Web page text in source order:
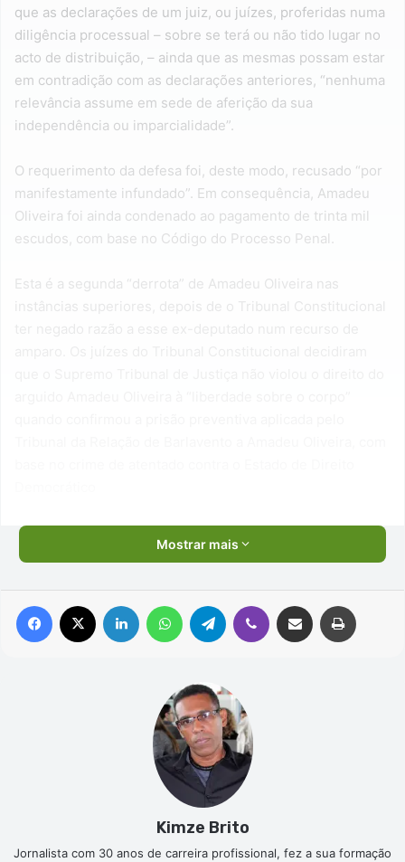
que as declarações de um juiz, ou juízes, proferidas numa
diligência processual – sobre se terá ou não tido lugar no
acto de distribuição, – ainda que as mesmas possam estar
em contradição com as declarações anteriores, “nenhuma
relevância assume em sede de aferição da sua
independência ou imparcialidade”.
O requerimento da defesa foi, deste modo, recusado “por
manifestamente infundado”. Em consequência, Amadeu
Oliveira foi ainda condenado ao pagamento de trinta mil
escudos, com base no Código do Processo Penal.
Esta é a segunda “derrota” de Amadeu Oliveira nas
instâncias superiores, depois de o Tribunal Constitucional
Mostrar mais
Facebook Linkedin WhatsAppTelegram Viber Compartilhar via e-mail
Kimze Brito
Jornalista com 30 anos de carreira profissional, fez a sua formação